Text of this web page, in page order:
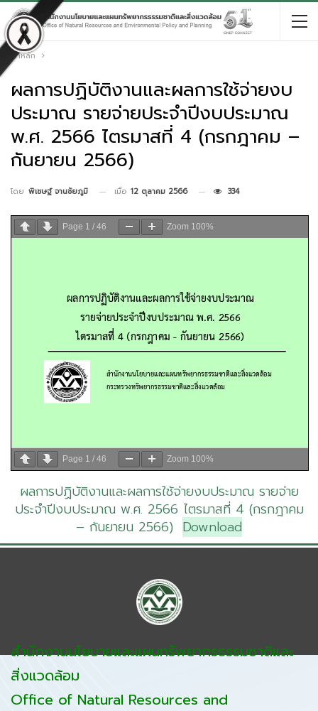
หน้าหลัก
ผลการปฏิบัติงานและผลการใช้จ่ายงบ
ประมาณ รายจ่ายประจำปีงบประมาณ
พ.ศ. 2566 ไตรมาสที่ 4 (กรกฎาคม –
กันยายน 2566)
โดย พิเชษฐ์ จานชัยภูมิ เมื่อ 12 ตุลาคม 2566 334
Page 1 / 46 Zoom 100%
Page 1 / 46 Zoom 100%
ผลการปฏิบัติงานและผลการใช้จ่ายงบประมาณ รายจ่าย
ประจำปีงบประมาณ พ.ศ. 2566 ไตรมาสที่ 4 (กรกฎาคม
– กันยายน 2566) Download
สำนักงานนโยบายและแผนทรัพยากรธรรมชาติและ
สิ่งแวดล้อม
Office of Natural Resources and